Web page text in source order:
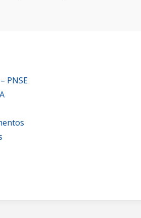
PNSE